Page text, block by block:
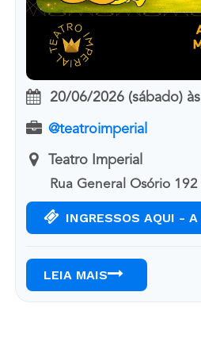
20/06/2026 (sábado) às
@teatroimperial
Teatro Imperial
Rua General Osório
INGRESSOS AQUI -
LEIA MAIS